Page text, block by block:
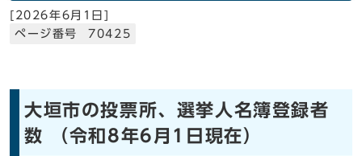
[ 2026年6月1日]
ページ番号 70425
大垣市の投票所、選挙人名簿登録者
数 （令和8年6月1日現在）